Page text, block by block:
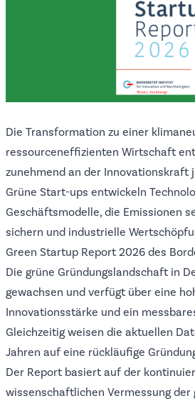
Die Transformation zu einer
ressourceneffizienten Wirtschaft
zunehmend an der Innovationskraft
Grüne Start-ups entwickeln
Geschäftsmodelle, die Emissionen
sichern und industrielle
Green Startup Report 2026 des
Die grüne Gründungslandschaft in
gewachsen und verfügt über eine
Innovationsstärke und ein
Gleichzeitig weisen die aktuellen
Jahren auf eine rückläufige
Der Report basiert auf der
wissenschaftlichen Vermessung der